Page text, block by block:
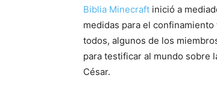
Biblia Minecraft inició a
medidas para el
todos, algunos de los
para testificar al mundo sobre
César.